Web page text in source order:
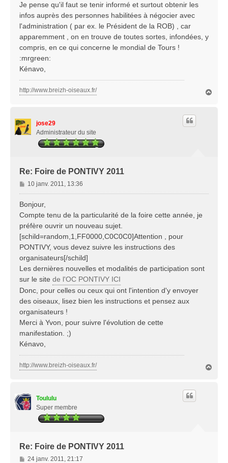
Je pense qu'il faut se tenir informé et surtout obtenir les
infos auprès des personnes habilitées à négocier avec
l'administration ( par ex. le Président de la ROB) , car
apparemment , on en trouve de toutes sortes, infondées, y
compris, en ce qui concerne le mondial de Tours !
:mrgreen:
Kénavo,
http://www.breizh-oiseaux.fr/
jose29
Administrateur du site
Re: Foire de PONTIVY 2011
M
e
s
g
e
10 janv. 2011, 13:36
Bonjour,
Compte tenu de la particularité de la foire cette année, je
préfère ouvrir un nouveau sujet.
[schild=random,1,FF0000,C0C0C0]Attention , pour
PONTIVY, vous devez suivre les instructions des
organisateurs[/schild]
Les dernières nouvelles et modalités de participation sont
sur le site de l'OC PONTIVY ICI
Donc, pour celles ou ceux qui ont l'intention d'y envoyer
des oiseaux, lisez bien les instructions et pensez aux
organisateurs !
Merci à Yvon, pour suivre l'évolution de cette
manifestation. ;)
Kénavo,
http://www.breizh-oiseaux.fr/
Toululu
Super membre
Re: Foire de PONTIVY 2011
M
24 janv. 2011, 21:17